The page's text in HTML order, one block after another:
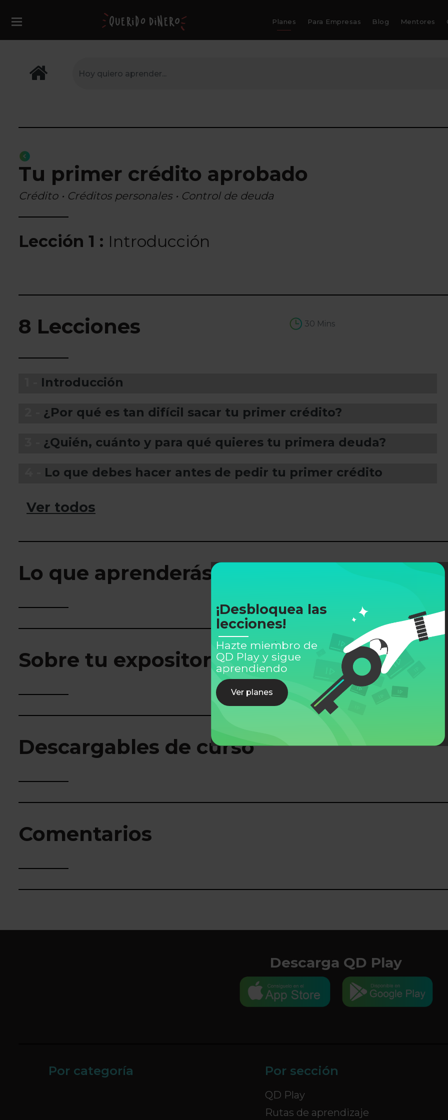
Planes Para Empresas Blog Mentores
¡Desbloquea las
lecciones!
Hazte miembro de
QD Play y sigue
aprendiendo
Ver planes
Tu primer crédito aprobado
Crédito • Créditos personales • Control de deuda
Lección 1 : Introducción
8 Lecciones 30 Mins
Introducción
¿Por qué es tan difícil sacar tu primer crédito?
¿Quién, cuánto y para qué quieres tu primera deuda?
Lo que debes hacer antes de pedir tu primer crédito
Ver todos
Lo que aprenderás
Sobre tu expositor
Descargables de curso
Comentarios
Descarga QD Play
Por categoría Por sección
QD Play
Rutas de aprendizaje